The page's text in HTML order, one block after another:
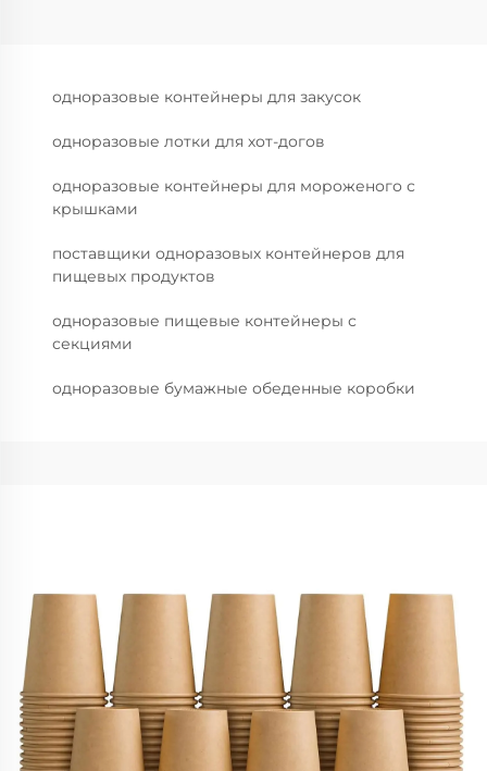
одноразовые контейнеры для закусок
одноразовые лотки для хот-догов
одноразовые контейнеры для мороженого с
крышками
поставщики одноразовых контейнеров для
пищевых продуктов
одноразовые пищевые контейнеры с
секциями
одноразовые бумажные обеденные коробки